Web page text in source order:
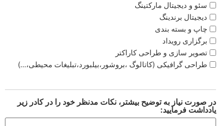
سئو و دیجیتال مارکتینگ
دیجیتال برندینگ
چاپ و بسته بندی
برگزاری رویداد
تصویر سازی و طراحی کاراکتر
طراحی گرافیکی (کاتالوگ ،بروشور،بیلبورد،تبلیغات محیطی،...)
در صورت نیاز به توضیح بیشتر، نکات مدنظر خود را در کادر زیر
یادداشت فرمایید: